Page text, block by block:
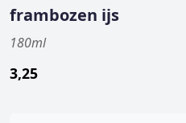
frambozen ijs
180ml
3,25